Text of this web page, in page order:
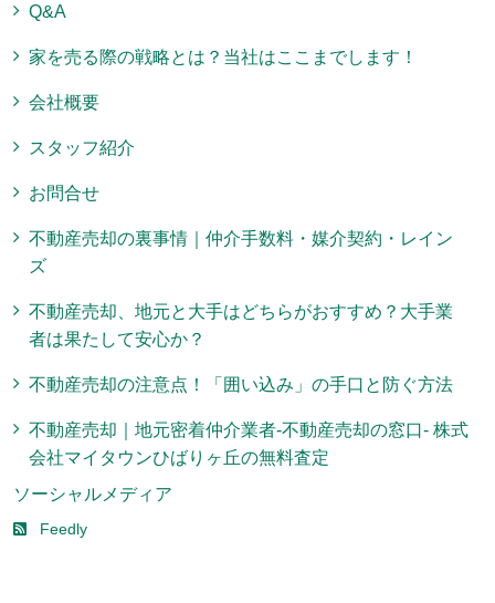
Q&A
家を売る際の戦略とは？当社はここまでします！
会社概要
スタッフ紹介
お問合せ
不動産売却の裏事情｜仲介手数料・媒介契約・レイン
ズ
不動産売却、地元と大手はどちらがおすすめ？大手業
者は果たして安心か？
不動産売却の注意点！「囲い込み」の手口と防ぐ方法
不動産売却｜地元密着仲介業者-不動産売却の窓口- 株式
会社マイタウンひばりヶ丘の無料査定
ソーシャルメディア
Feedly